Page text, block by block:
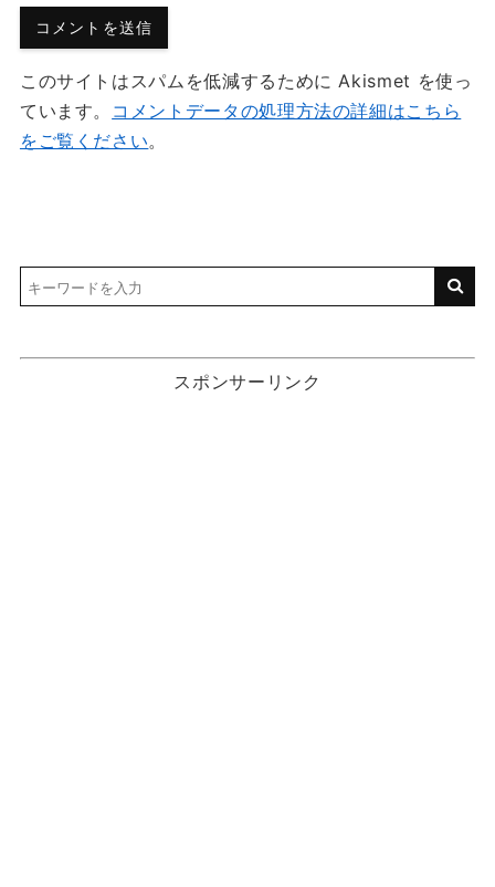
このサイトはスパムを低減するために Akismet を使っ
ています。 コメントデータの処理方法の詳細はこちら
をご覧ください。
スポンサーリンク